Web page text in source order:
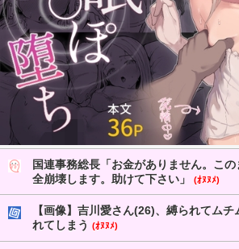
国連事務総長「お金がありません。こ
全崩壊します。助けて下さい」
(ｵﾇﾇﾒ)
【画像】吉川愛さん(26)、縛られてムチ
れてしまう (ｵﾇﾇﾒ)